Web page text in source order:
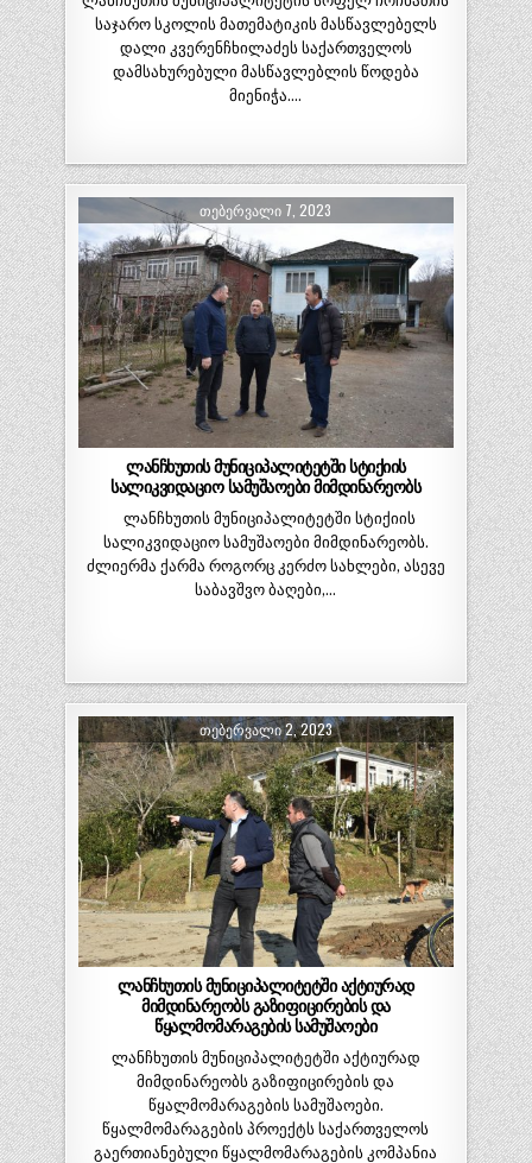
საჯარო სკოლის მათემატიკის მასწავლებელს
დალი კვერენჩხილაძეს საქართველოს
დამსახურებული მასწავლებლის წოდება
მიენიჭა….
ᲗᲔᲑᲔᲠᲕᲐᲚᲘ 7, 2023
ლანჩხუთის მუნიციპალიტეტში სტიქიის
სალიკვიდაციო სამუშაოები მიმდინარეობს
ლანჩხუთის მუნიციპალიტეტში სტიქიის
სალიკვიდაციო სამუშაოები მიმდინარეობს.
ძლიერმა ქარმა როგორც კერძო სახლები, ასევე
საბავშვო ბაღები,…
ᲗᲔᲑᲔᲠᲕᲐᲚᲘ 2, 2023
ლანჩხუთის მუნიციპალიტეტში აქტიურად
მიმდინარეობს გაზიფიცირების და
წყალმომარაგების სამუშაოები
ლანჩხუთის მუნიციპალიტეტში აქტიურად
მიმდინარეობს გაზიფიცირების და
წყალმომარაგების სამუშაოები.
წყალმომარაგების პროექტს საქართველოს
გაერთიანებული წყალმომარაგების კომპანია